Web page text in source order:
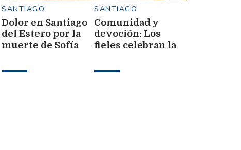
SANTIAGO
Dolor en Santiago
del Estero por la
muerte de Sofía
querida referente
SANTIAGO
Comunidad y
devoción: Los
fieles celebran la
San Cayetano en el